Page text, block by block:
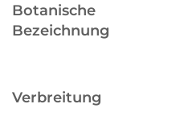
Botanische
Bezeichnung
Verbreitung